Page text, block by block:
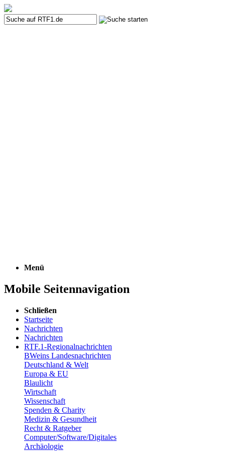
Menü
Mobile Seitennavigation
Schließen
Startseite
Nachrichten
Nachrichten
RTF.1-Regionalnachrichten
BWeins Landesnachrichten
Deutschland & Welt
Europa & EU
Blaulicht
Wirtschaft
Wissenschaft
Spenden & Charity
Medizin & Gesundheit
Recht & Ratgeber
Computer/Software/Digitales
Archäologie